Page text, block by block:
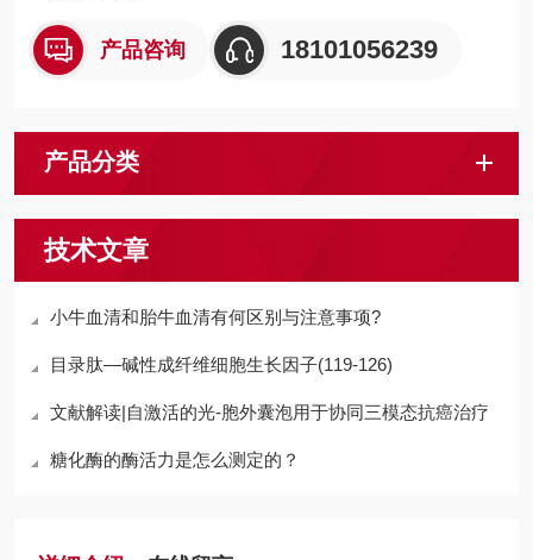
产品咨询 18101056239
产品分类
技术文章
小牛血清和胎牛血清有何区别与注意事项?
目录肽—碱性成纤维细胞生长因子(119-126)
文献解读|自激活的光-胞外囊泡用于协同三模态抗癌治疗
糖化酶的酶活力是怎么测定的？